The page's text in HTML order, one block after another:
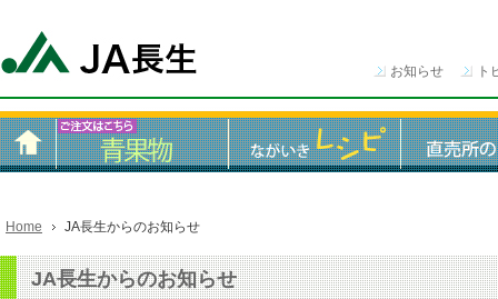
お知らせ ト
Home JA長生からのお知らせ
JA長生からのお知らせ